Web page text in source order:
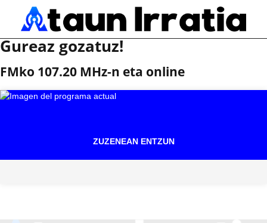
Gureaz gozatuz!
FMko 107.20 MHz-n eta online
ZUZENEAN ENTZUN